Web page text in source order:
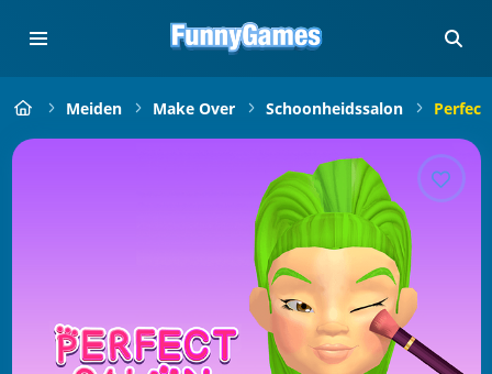
Meiden Make Over Schoonheidssalon Perfect